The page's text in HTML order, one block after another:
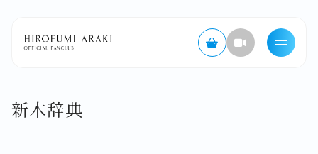
新木辞典